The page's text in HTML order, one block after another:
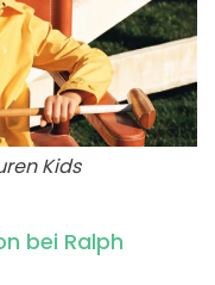
Kids
bei Ralph